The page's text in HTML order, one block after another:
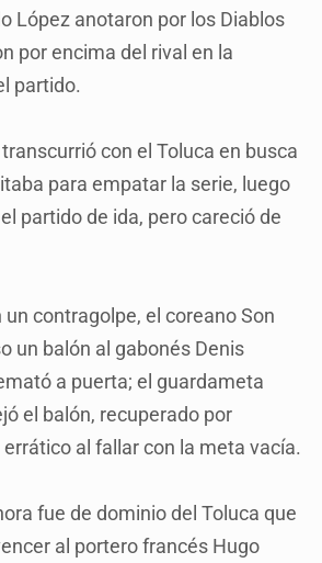
López anotaron por los Diablos
por encima del rival en la
partido.
con el Toluca en busca
para empatar la serie, luego
partido de ida, pero careció de
un contragolpe, el coreano Son
un balón al gabonés Denis
a puerta; el guardameta
el balón, recuperado por
al fallar con la meta vacía.
fue de dominio del Toluca que
al portero francés Hugo